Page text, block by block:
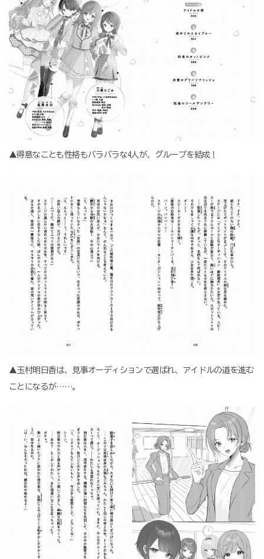
▲得意なことも性格もバラバラな4人が、グループを結成！
▲玉村明日香は、見事オーディションで選ばれ、アイドルの道を進む
ことになるが……。